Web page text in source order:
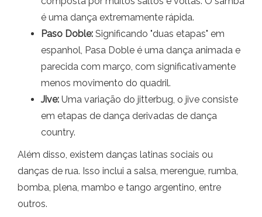
é uma dança extremamente rápida.
Paso Doble: Significando "duas etapas" em
espanhol, Pasa Doble é uma dança animada e
parecida com março, com significativamente
menos movimento do quadril.
Jive: Uma variação do jitterbug, o jive consiste
em etapas de dança derivadas de dança
country.
Além disso, existem danças latinas sociais ou
danças de rua. Isso inclui a salsa, merengue, rumba,
bomba, plena, mambo e tango argentino, entre
outros.